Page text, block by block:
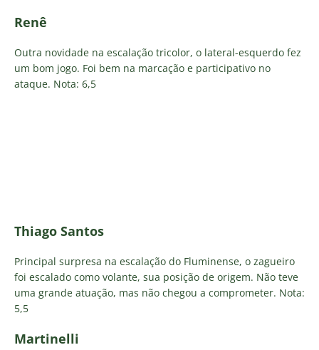
Renê
Outra novidade na escalação tricolor, o lateral-esquerdo fez
um bom jogo. Foi bem na marcação e participativo no
ataque. Nota: 6,5
Thiago Santos
Principal surpresa na escalação do Fluminense, o zagueiro
foi escalado como volante, sua posição de origem. Não teve
uma grande atuação, mas não chegou a comprometer. Nota:
5,5
Martinelli